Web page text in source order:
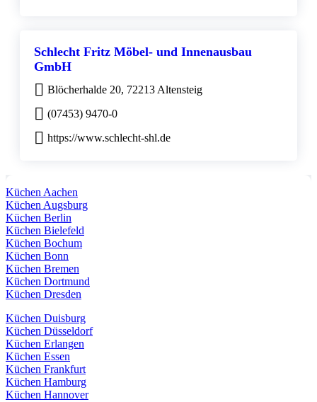
Schlecht Fritz Möbel- und Innenausbau
GmbH
Blöcherhalde 20, 72213 Altensteig
(07453) 9470-0
https://www.schlecht-shl.de
Küchen Aachen
Küchen Augsburg
Küchen Berlin
Küchen Bielefeld
Küchen Bochum
Küchen Bonn
Küchen Bremen
Küchen Dortmund
Küchen Dresden
Küchen Duisburg
Küchen Düsseldorf
Küchen Erlangen
Küchen Essen
Küchen Frankfurt
Küchen Hamburg
Küchen Hannover